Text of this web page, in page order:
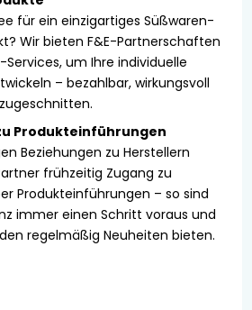
für ein einzigartiges Süßwaren-
Wir bieten F&E-Partnerschaften
um Ihre individuelle
– bezahlbar, wirkungsvoll
Produkteinführungen
Beziehungen zu Herstellern
frühzeitig Zugang zu
Produkteinführungen – so sind
immer einen Schritt voraus und
regelmäßig Neuheiten bieten.